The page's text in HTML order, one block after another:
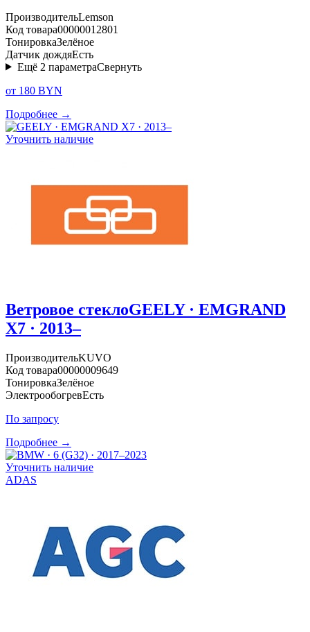
ПроизводительLemson
Код товара00000012801
ТонировкаЗелёное
Датчик дождяЕсть
Ещё 2 параметраСвернуть
от 180 BYN
Подробнее →
Уточнить наличие
Ветровое стеклоGEELY · EMGRAND
X7 · 2013–
ПроизводительKUVO
Код товара00000009649
ТонировкаЗелёное
ЭлектрообогревЕсть
По запросу
Подробнее →
Уточнить наличие
ADAS